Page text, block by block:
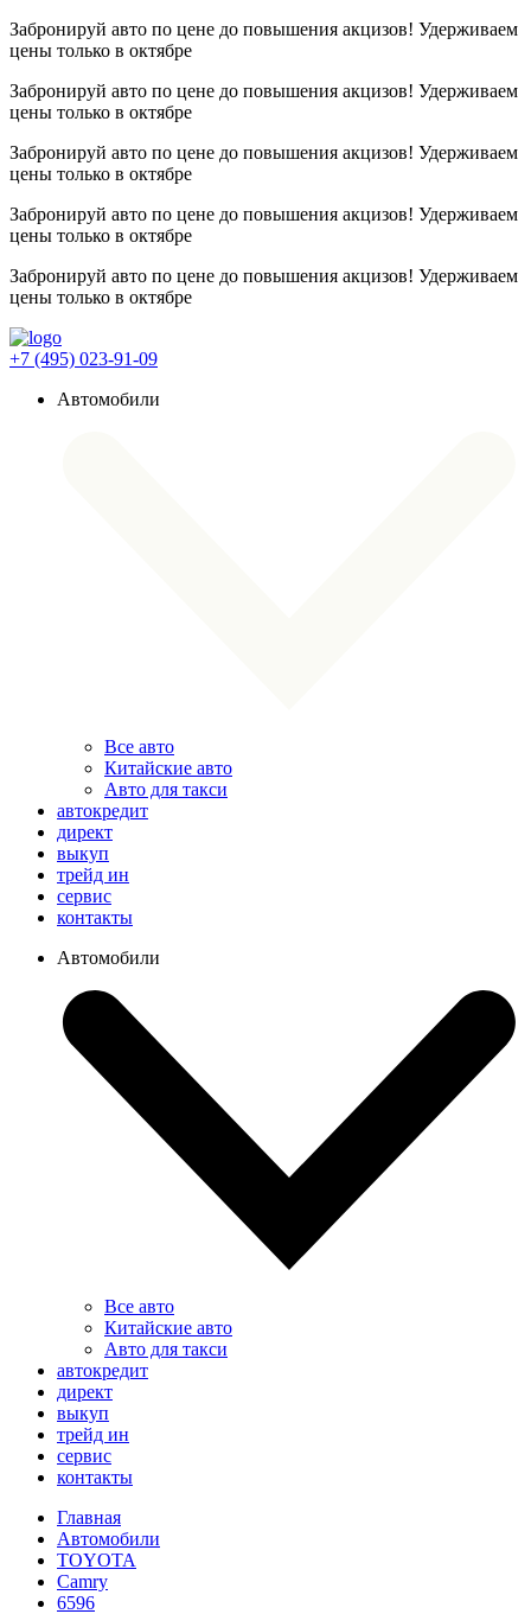
Забронируй авто по цене до повышения акцизов! Удерживаем
цены только в октябре
Забронируй авто по цене до повышения акцизов! Удерживаем
цены только в октябре
Забронируй авто по цене до повышения акцизов! Удерживаем
цены только в октябре
Забронируй авто по цене до повышения акцизов! Удерживаем
цены только в октябре
Забронируй авто по цене до повышения акцизов! Удерживаем
цены только в октябре
+7 (495) 023-91-09
Автомобили
Все авто
Китайские авто
Авто для такси
автокредит
директ
выкуп
трейд ин
сервис
контакты
Автомобили
Все авто
Китайские авто
Авто для такси
автокредит
директ
выкуп
трейд ин
сервис
контакты
Главная
Автомобили
TOYOTA
Camry
6596